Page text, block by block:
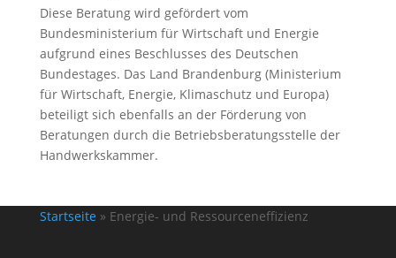
Diese Beratung wird gefördert vom
Bundesministerium für Wirtschaft und Energie
aufgrund eines Beschlusses des Deutschen
Bundestages. Das Land Brandenburg (Ministerium
für Wirtschaft, Energie, Klimaschutz und Europa)
beteiligt sich ebenfalls an der Förderung von
Beratungen durch die Betriebsberatungsstelle der
Handwerkskammer.
Startseite » Energie- und Ressourceneffizienz